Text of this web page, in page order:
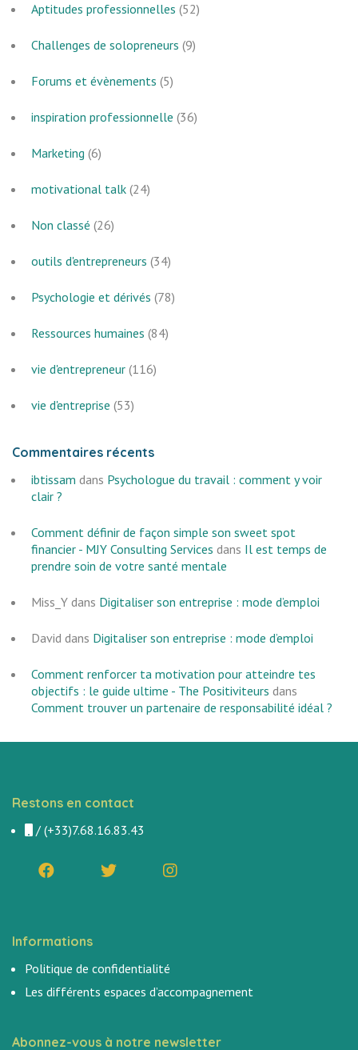
Aptitudes professionnelles (52)
Challenges de solopreneurs (9)
Forums et évènements (5)
inspiration professionnelle (36)
Marketing (6)
motivational talk (24)
Non classé (26)
outils d'entrepreneurs (34)
Psychologie et dérivés (78)
Ressources humaines (84)
vie d'entrepreneur (116)
vie d'entreprise (53)
Commentaires récents
ibtissam dans Psychologue du travail : comment y voir
clair ?
Comment définir de façon simple son sweet spot
financier - MJY Consulting Services dans Il est temps de
prendre soin de votre santé mentale
Miss_Y dans Digitaliser son entreprise : mode d’emploi
David dans Digitaliser son entreprise : mode d’emploi
Comment renforcer ta motivation pour atteindre tes
objectifs : le guide ultime - The Positiviteurs dans
Comment trouver un partenaire de responsabilité idéal ?
Restons en contact
/ (+33)7.68.16.83.43
Informations
Politique de confidentialité
Les différents espaces d’accompagnement
Abonnez-vous à notre newsletter